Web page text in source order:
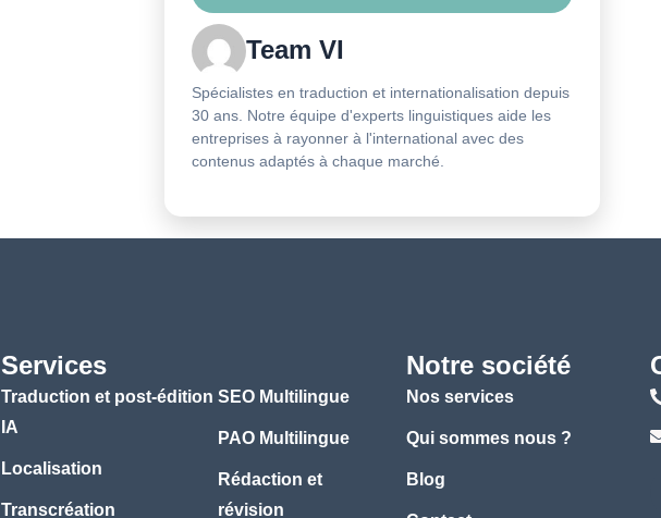
Team VI
Spécialistes en traduction et internationalisation depuis
30 ans. Notre équipe d'experts linguistiques aide les
entreprises à rayonner à l'international avec des
contenus adaptés à chaque marché.
Services
Traduction et post-édition
IA
Localisation
Transcréation
SEO Multilingue
PAO Multilingue
Rédaction et
révision
Notre société
Nos services
Qui sommes nous ?
Blog